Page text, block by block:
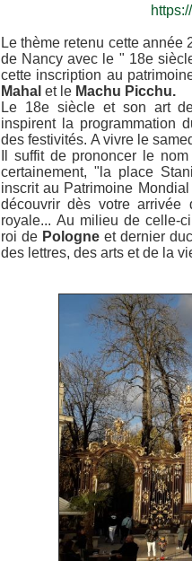
Le thème retenu cette
de Nancy avec le " 18e
cette inscription au
Mahal et le Machu Picchu.
Le 18e siècle et son art
inspirent la programmation
des festivités. A vivre le
Il suffit de prononcer le
certainement, "la place
inscrit au Patrimoine
découvrir dès votre
royale... Au milieu de celle-
roi dePologne et dernier
des lettres, des arts et de la